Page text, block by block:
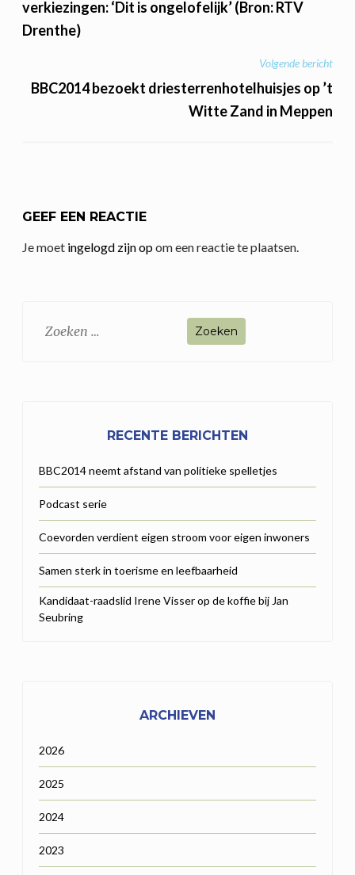
verkiezingen: ‘Dit is ongelofelijk’ (Bron: RTV
Drenthe)
Volgende bericht
BBC2014 bezoekt driesterrenhotelhuisjes op ’t
Witte Zand in Meppen
GEEF EEN REACTIE
Je moet ingelogd zijn opom een reactie te plaatsen.
Zoeken
RECENTE BERICHTEN
BBC2014 neemt afstand van politieke spelletjes
Podcast serie
Coevorden verdient eigen stroom voor eigen inwoners
Samen sterk in toerisme en leefbaarheid
Kandidaat-raadslid Irene Visser op de koffie bij Jan
Seubring
ARCHIEVEN
2026
2025
2024
2023